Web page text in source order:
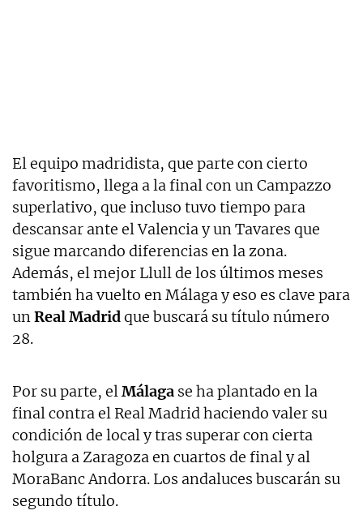
El equipo madridista, que parte con cierto
favoritismo, llega a la final con un Campazzo
superlativo, que incluso tuvo tiempo para
descansar ante el Valencia y un Tavares que
sigue marcando diferencias en la zona.
Además, el mejor Llull de los últimos meses
también ha vuelto en Málaga y eso es clave para
unReal Madridque buscará su título número
28.
Por su parte, elMálaga se ha plantado en la
final contra el Real Madrid haciendo valer su
condición de local y tras superar con cierta
holgura a Zaragoza en cuartos de final y al
MoraBanc Andorra. Los andaluces buscarán su
segundo título.